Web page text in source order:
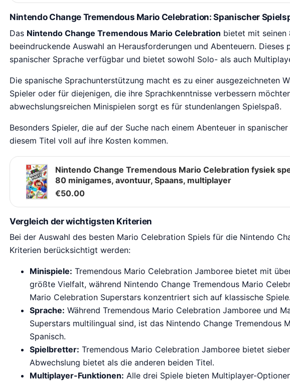
Nintendo Change Tremendous Mario Celebration: Spanischer
Das Nintendo Change Tremendous Mario Celebration bietet mit seinen
beeindruckende Auswahl an Herausforderungen und Abenteuern. Dieses
spanischer Sprache verfügbar und bietet sowohl Solo- als auch
Die spanische Sprachunterstützung macht es zu einer ausgezeichneten
Spieler oder für diejenigen, die ihre Sprachkenntnisse verbessern
abwechslungsreichen Minispielen sorgt es für stundenlangen Spielspaß.
Besonders Spieler, die auf der Suche nach einem Abenteuer in
diesem Titel voll auf ihre Kosten kommen.
Nintendo Change Tremendous Mario Celebration fysiek
80 minigames, avontuur, Spaans, multiplayer
€50.00
Vergleich der wichtigsten Kriterien
Bei der Auswahl des besten Mario Celebration Spiels für die Nintendo
Kriterien berücksichtigt werden:
Minispiele: Tremendous Mario Celebration Jamboree bietet mit
größte Vielfalt, während Nintendo Change Tremendous Mario
Mario Celebration Superstars konzentriert sich auf klassische Spiele.
Sprache: Während Tremendous Mario Celebration Jamboree und
Superstars multilingual sind, ist das Nintendo Change Tremendous
Spanisch.
Spielbretter: Tremendous Mario Celebration Jamboree bietet
Abwechslung bietet als die anderen beiden Titel.
Multiplayer-Funktionen: Alle drei Spiele bieten Multiplayer-